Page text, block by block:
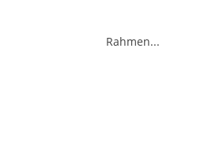
Rahmen...